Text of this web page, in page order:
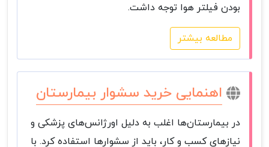
بودن فیلتر هوا توجه داشت.
مطالعه بیشتر
اهنمایی خرید سشوار بیمارستان
در بیمارستان‌ها اغلب به دلیل اورژانس‌های پزشکی و
نیازهای کسب و کار، باید از سشوار‌ها استفاده کرد. با